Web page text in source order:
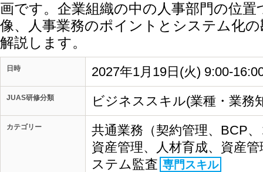
画です。企業組織の中の人事部門の位
像、人事業務のポイントとシステム化
解説します。
日時 2027年1月19日(火) 9:00-
JUAS研修分類 ビジネススキル(業種・業務
カテゴリー
共通業務（契約管理、BCP
資産管理、人材育成、資産
ステム監査 専門スキル